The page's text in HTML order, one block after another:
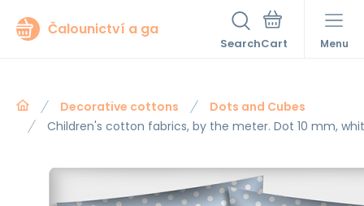
Čalounictví a ga
Search Menu
Decorative cottons
Dots and Cubes
Children's cotton fabrics, by the meter. Dot 10 mm,